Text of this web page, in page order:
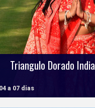
Triangulo Dorado India
a 07 dias